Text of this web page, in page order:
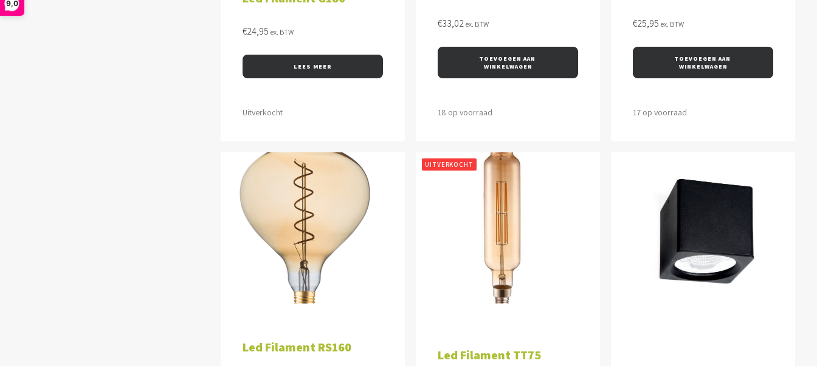
9,0
€24,95 ex. BTW
LEES MEER
Uitverkocht
€33,02 ex. BTW
TOEVOEGEN AAN
WINKELWAGEN
18 op voorraad
€25,95 ex. BTW
TOEVOEGEN AAN
WINKELWAGEN
17 op voorraad
Led Filament RS160
UITVERKOCHT
Led Filament TT75